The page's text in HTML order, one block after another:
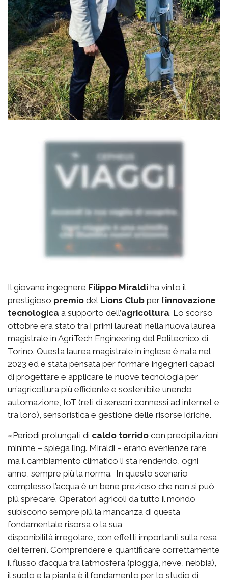
Il giovane ingegnere Filippo Miraldi ha vinto il
prestigioso premio del Lions Club per l’innovazione
tecnologica a supporto dell’agricoltura. Lo scorso
ottobre era stato tra i primi laureati nella nuova laurea
magistrale in AgriTech Engineering del Politecnico di
Torino. Questa laurea magistrale in inglese è nata nel
2023 ed è stata pensata per formare ingegneri capaci
di progettare e applicare le nuove tecnologia per
un’agricoltura più efficiente e sostenibile unendo
automazione, IoT (reti di sensori connessi ad internet e
tra loro), sensoristica e gestione delle risorse idriche.
«Periodi prolungati di caldo torrido con precipitazioni
minime – spiega l’ing. Miraldi – erano evenienze rare
ma il cambiamento climatico li sta rendendo, ogni
anno, sempre più la norma. In questo scenario
complesso l’acqua è un bene prezioso che non si può
più sprecare. Operatori agricoli da tutto il mondo
subiscono sempre più la mancanza di questa
fondamentale risorsa o la sua
disponibilità irregolare, con effetti importanti sulla resa
dei terreni. Comprendere e quantificare correttamente
il flusso d’acqua tra l’atmosfera (pioggia, neve, nebbia),
il suolo e la pianta è il fondamento per lo studio di